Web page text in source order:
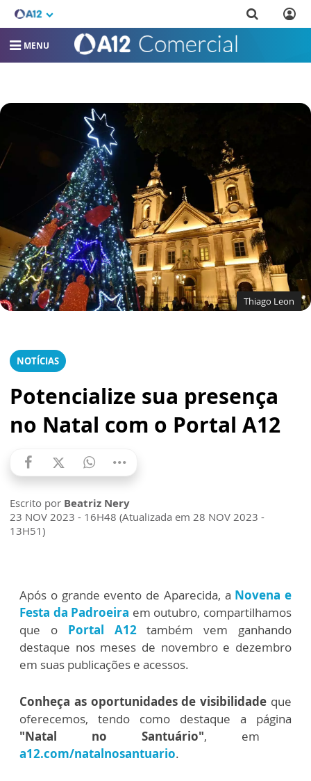
MENU
Thiago Leon
NOTÍCIAS
Potencialize sua presença
no Natal com o Portal A12
Escrito por Beatriz Nery
23 NOV 2023 - 16H48 (Atualizada em 28 NOV 2023 -
13H51)
Após o grande evento de Aparecida, a Novena e
Festa da Padroeira em outubro, compartilhamos
que o Portal A12também vem ganhando
destaque nos meses de novembro e dezembro
em suas publicações e acessos.
Conheça as oportunidades de visibilidade que
oferecemos, tendo como destaque a página
"Natal no Santuário", em
a12.com/natalnosantuario.